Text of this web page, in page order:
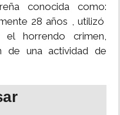
conocida como:
28 años , utilizó
horrendo crimen,
de una actividad de